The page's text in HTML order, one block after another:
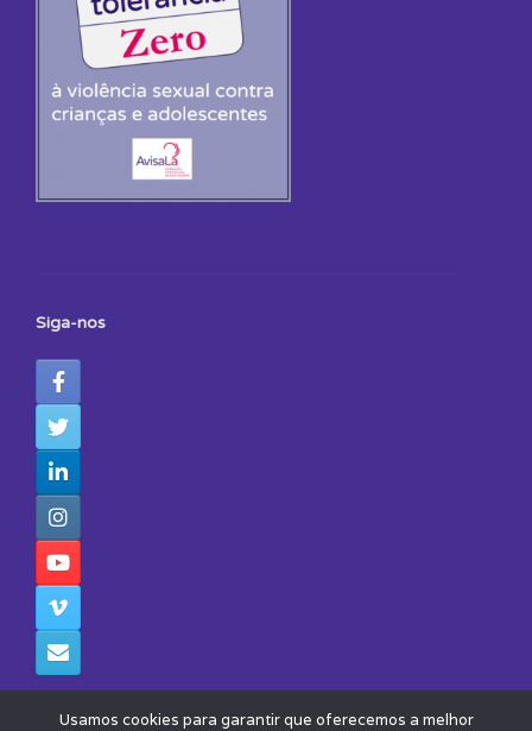
Siga-nos
Usamos cookies para garantir que oferecemos a melhor